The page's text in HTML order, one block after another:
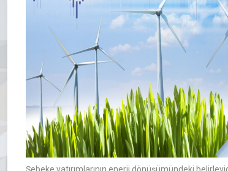
Şebeke yatırımlarının enerji dönüşümündeki